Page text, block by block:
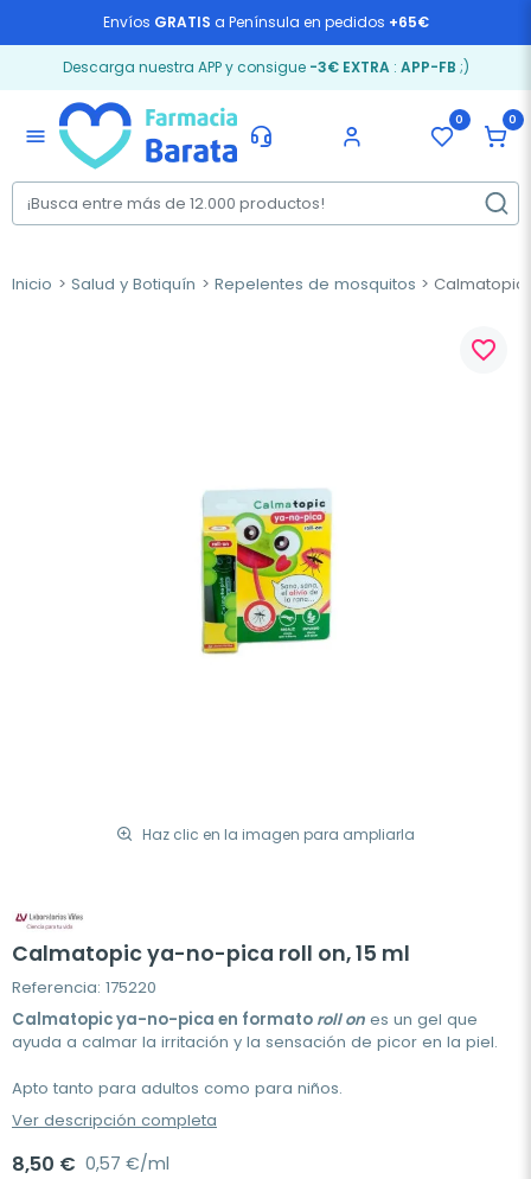
Envíos GRATIS a Península en pedidos +65€
Descarga nuestra APP y consigue -3€ EXTRA: APP-FB ;)
menu
0 0
Inicio Salud y Botiquín Repelentes de mosquitos Calmatopic
Haz clic en la imagen para ampliarla
favorite_border
Calmatopic ya-no-pica roll on, 15 ml
Referencia: 175220
Calmatopic ya-no-pica en formato roll on es un gel que
ayuda a calmar la irritación y la sensación de picor en la piel.
Apto tanto para adultos como para niños.
Ver descripción completa
8,50 € 0,57 €/ml